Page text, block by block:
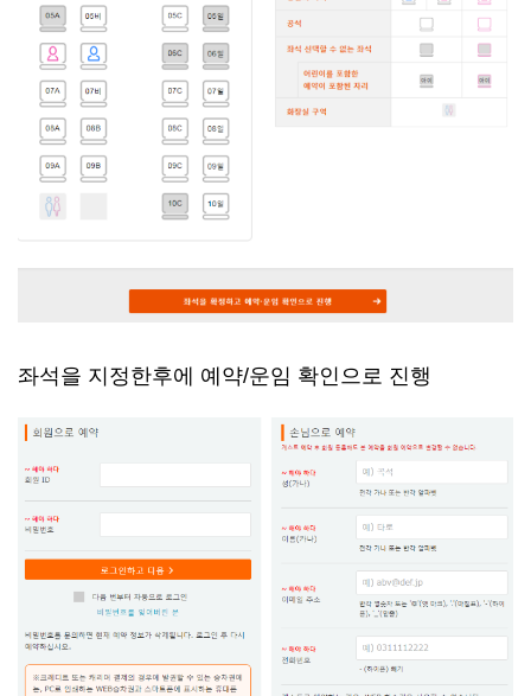
좌석을 지정한후에 예약/운임 확인으로 진행